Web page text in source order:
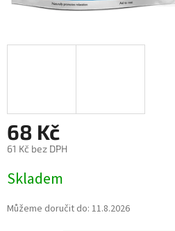
68 Kč
61 Kč bez DPH
cena:
Skladem
Můžeme doručit do: 11.8.2026